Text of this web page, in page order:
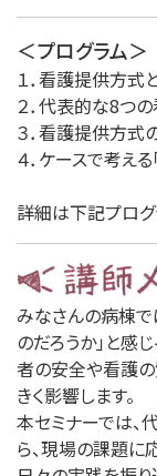
＜プログラム＞
１．看護提供方式
２．代表的な8つ
３．看護提供方
４．ケースで考え
詳細は下記プログ
みなさんの病棟で
のだろうか」と感
者の安全や看護の
きく影響します。
本セミナーでは
ら、現場の課題に